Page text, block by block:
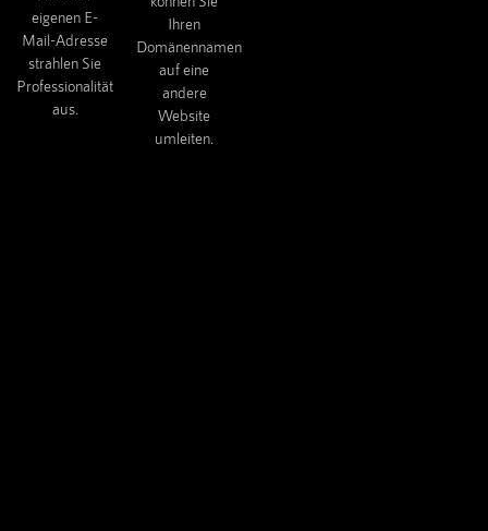
eigenen E-
Mail-Adresse
strahlen Sie
Professionalität
aus.
Ihren
Domänennamen
auf eine
andere
Website
umleiten.